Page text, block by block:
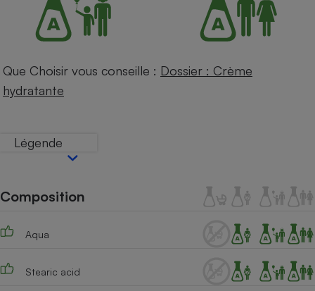
Que Choisir vous conseille : Dossier : Crème
hydratante
Légende
Composition
Aqua
Stearic acid
Complément
alimentaire
Assurance emprunteur
Petit électroménager -
Lave-linge
Radiateur électrique
Antimoustique